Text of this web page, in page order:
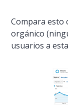
Compara esto
orgánico
usuarios a